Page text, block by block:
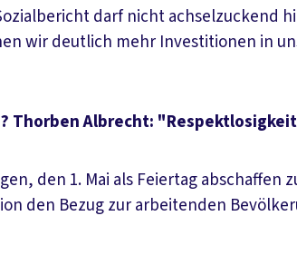
darf nicht
wir deutlich mehr Investitionen in
Thorben Albrecht:
den 1. Mai als Feiertag
den Bezug zur arbeitenden